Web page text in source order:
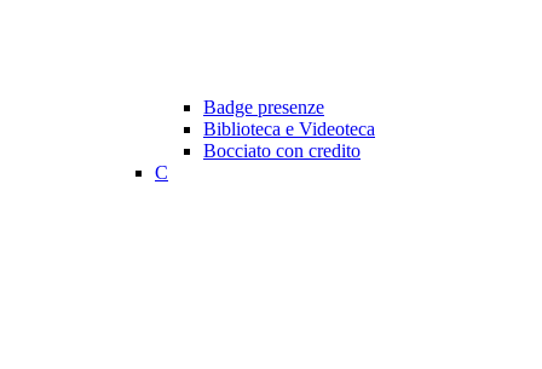
Badge presenze
Biblioteca e Videoteca
Bocciato con credito
C